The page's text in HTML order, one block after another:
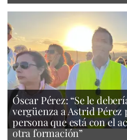
Óscar Pérez: “Se le
vergüenza a Astrid
persona que está con el
otra formación”